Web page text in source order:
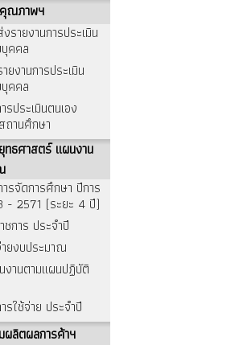
ณภาพฯ
รายงานการประเมิน
คคล
งานการประเมิน
คคล
รประเมินตนเอง
ถานศึกษา
ธศาสตร์ แผนงาน
รจัดการศึกษา ปีการ
- 2571 (ระยะ 4 ปี)
การ ประจำปี
ยงบประมาณ
งานตามแผนปฏิบัติ
รใช้จ่าย ประจำปี
ผลิตผลการค้าฯ